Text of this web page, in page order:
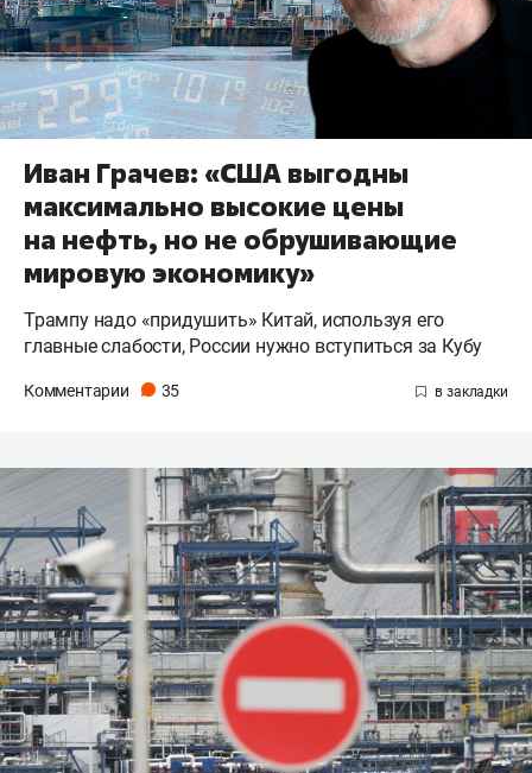
Иван Грачев: «США выгодны
максимально высокие цены
на нефть, но не обрушивающие
мировую экономику»
Трампу надо «придушить» Китай, используя его
главные слабости, России нужно вступиться за Кубу
Комментарии 35